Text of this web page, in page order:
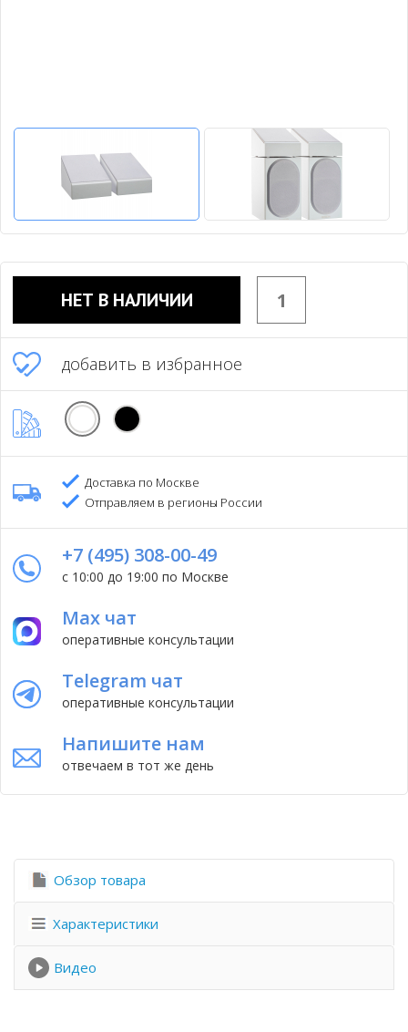
НЕТ В НАЛИЧИИ
добавить в избранное
Доставка по Москве
Отправляем в регионы России
+7 (495) 308-00-49
с 10:00 до 19:00 по Москве
Max чат
оперативные консультации
Telegram чат
оперативные консультации
Напишите нам
отвечаем в тот же день
Обзор товара
Характеристики
Видео